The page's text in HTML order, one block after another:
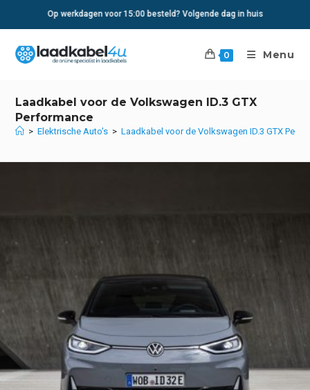
Op werkdagen voor 15:00 besteld? Volgende dag in huis
0 Menu
Laadkabel voor de Volkswagen ID.3 GTX
Performance
> Elektrische Auto's > Laadkabel voor de Volkswagen ID.3 GTX